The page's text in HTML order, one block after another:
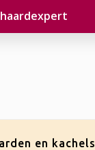
en kachels